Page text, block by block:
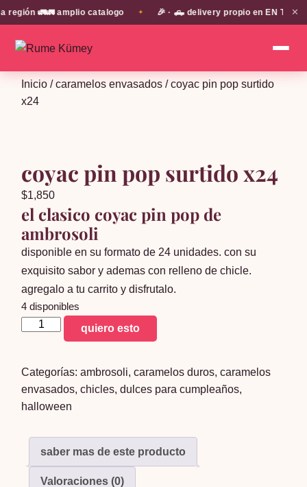
🚛🚛 amplio catalogo 🎉 · 🛻 delivery propio en EN TODA✕
Inicio /caramelos envasados / coyac pin pop surtido
x24
coyac pin pop surtido x24
$1,850
el clasico coyac pin pop de
ambrosoli
disponible en su formato de 24 unidades. con su
exquisito sabor y ademas con relleno de chicle.
agregalo a tu carrito y disfrutalo.
4 disponibles
coyac
surtido
x24
cantidad
quiero esto
Categorías:ambrosoli,caramelos duros,caramelos
envasados,chicles,dulces para cumpleaños,
halloween
saber mas de este producto
Valoraciones (0)